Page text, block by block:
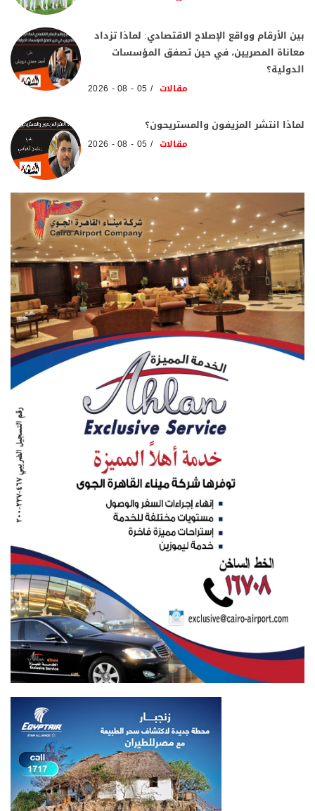
بين الأرقام وواقع الإصلاح الاقتصادي: لماذا تزداد
معاناة المصريين، في حين تصفق المؤسسات
الدولية؟
مقالات 05 - 08 - 2026
لماذا انتشر المزيفون والمستريحون؟
مقالات 05 - 08 - 2026